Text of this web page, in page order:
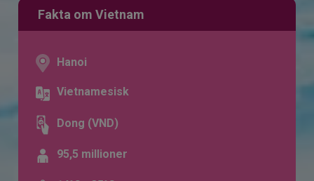
Fakta om Vietnam
Hanoi
Vietnamesisk
Dong (VND)
95,5 millioner